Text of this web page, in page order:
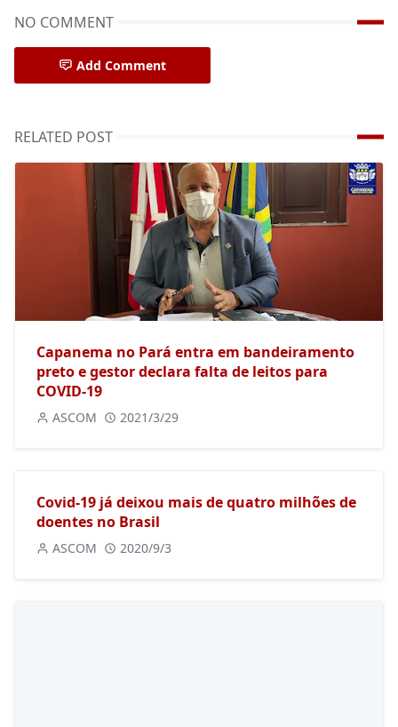
NO COMMENT
Add Comment
RELATED POST
Capanema no Pará entra em bandeiramento
preto e gestor declara falta de leitos para
COVID-19
ASCOM 2021/3/29
Covid-19 já deixou mais de quatro milhões de
doentes no Brasil
ASCOM 2020/9/3